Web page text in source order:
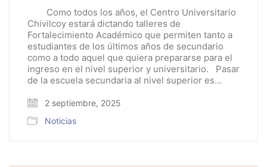
Como todos los años, el Centro Universitario
Chivilcoy estará dictando talleres de
Fortalecimiento Académico que permiten tanto a
estudiantes de los últimos años de secundario
como a todo aquel que quiera prepararse para el
ingreso en el nivel superior y universitario. Pasar
de la escuela secundaria al nivel superior es…
2 septiembre, 2025
Noticias